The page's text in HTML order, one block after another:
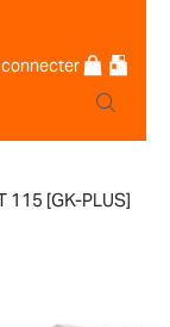
115 [GK-PLUS]